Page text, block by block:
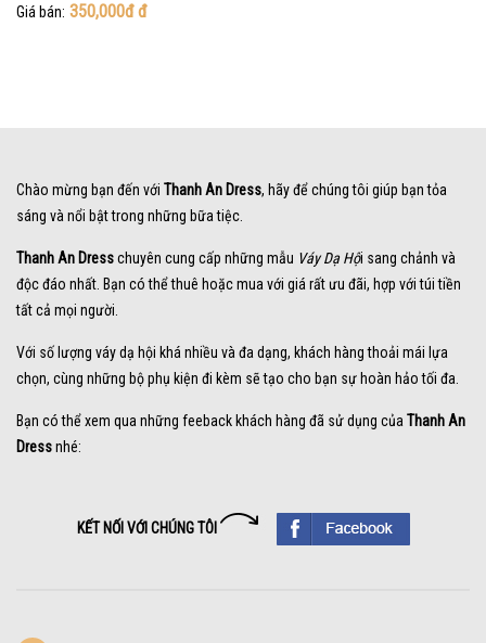
Giá bán: 350,000đđ
Chào mừng bạn đến với Thanh An Dress, hãy để chúng tôi giúp bạn tỏa
sáng và nổi bật trong những bữa tiệc.
Thanh An Dresschuyên cung cấp những mẫu Váy Dạ Hội sang chảnh và
độc đáo nhất. Bạn có thể thuê hoặc mua với giá rất ưu đãi, hợp với túi tiền
tất cả mọi người.
Với số lượng váy dạ hội khá nhiều và đa dạng, khách hàng thoải mái lựa
chọn, cùng những bộ phụ kiện đi kèm sẽ tạo cho bạn sự hoàn hảo tối đa.
Bạn có thể xem qua những feeback khách hàng đã sử dụng của Thanh An
Dressnhé:
KẾT NỐI VỚI CHÚNG TÔI